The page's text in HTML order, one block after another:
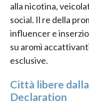
alla nicotina,
social. Il re della
influencer e
su aromi
esclusive.
Città libere
Declaration